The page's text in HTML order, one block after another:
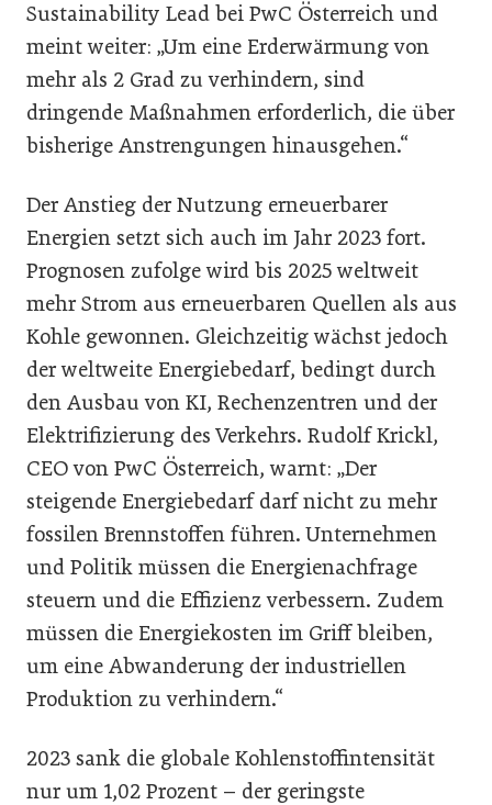
Sustainability Lead bei PwC Österreich und
meint weiter: „Um eine Erderwärmung von
mehr als 2 Grad zu verhindern, sind
dringende Maßnahmen erforderlich, die über
bisherige Anstrengungen hinausgehen.“
Der Anstieg der Nutzung erneuerbarer
Energien setzt sich auch im Jahr 2023 fort.
Prognosen zufolge wird bis 2025 weltweit
mehr Strom aus erneuerbaren Quellen als aus
Kohle gewonnen. Gleichzeitig wächst jedoch
der weltweite Energiebedarf, bedingt durch
den Ausbau von KI, Rechenzentren und der
Elektrifizierung des Verkehrs. Rudolf Krickl,
CEO von PwC Österreich, warnt: „Der
steigende Energiebedarf darf nicht zu mehr
fossilen Brennstoffen führen. Unternehmen
und Politik müssen die Energienachfrage
steuern und die Effizienz verbessern. Zudem
müssen die Energiekosten im Griff bleiben,
um eine Abwanderung der industriellen
Produktion zu verhindern.“
2023 sank die globale Kohlenstoffintensität
nur um 1,02 Prozent – der geringste